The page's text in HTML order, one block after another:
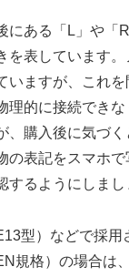
にある「L」や「
を表しています。
いますが、これ
理的に接続でき
、購入後に気づ
の表記をスマホ
するようにしまし
型）などで採用
規格）の場合は